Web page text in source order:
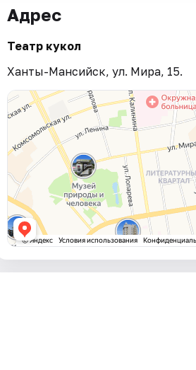
Адрес
Театр кукол
Ханты-Мансийск, ул. Мира, 15.